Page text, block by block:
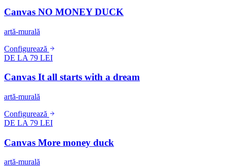
Canvas NO MONEY DUCK
artă-murală
Configurează
DE LA 79 LEI
Canvas It all starts with a dream
artă-murală
Configurează
DE LA 79 LEI
Canvas More money duck
artă-murală